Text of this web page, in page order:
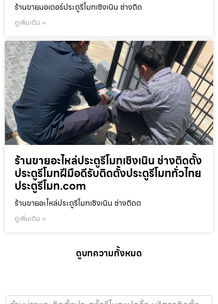
ร้านขายมอเตอร์ประตูรีโมทเชิงเนิน ช่างติด
ดูเพิ่มเติม »
ร้านขายอะไหล่ประตูรีโมทเชิงเนิน ช่างติดตั้ง
ประตูรีโมทฝีมือดีรับติดตั้งประตูรีโมททั่วไทย
ประตูรีโมท.com
ร้านขายอะไหล่ประตูรีโมทเชิงเนิน ช่างติดต
ดูเพิ่มเติม »
ดูบทความทั้งหมด